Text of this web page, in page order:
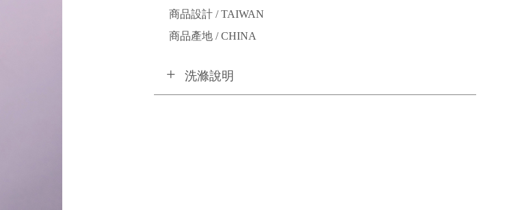
商品設計 / TAIWAN
商品產地 / CHINA
洗滌說明